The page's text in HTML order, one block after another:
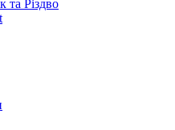
та Різдво